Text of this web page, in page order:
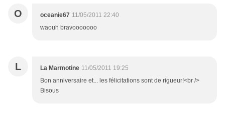
O oceanie67 11/05/2011 22:40
waouh bravooooooo
L La Marmotine 11/05/2011 19:25
Bon anniversaire et... les félicitations sont de rigueur!<br />
Bisous